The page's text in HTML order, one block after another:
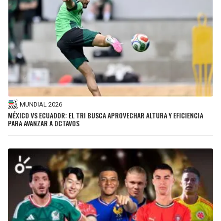
MUNDIAL 2026
MÉXICO VS ECUADOR: EL TRI BUSCA APROVECHAR ALTURA Y EFICIENCIA
PARA AVANZAR A OCTAVOS